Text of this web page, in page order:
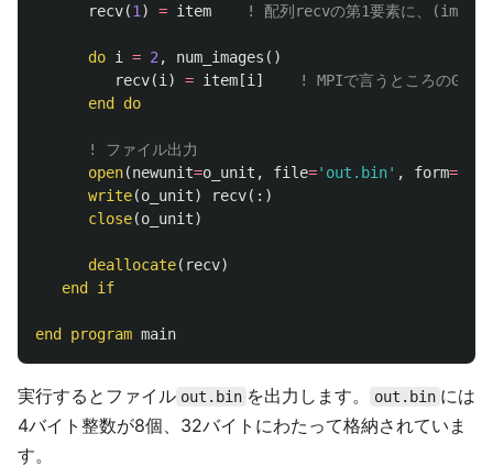
recv(1 ) = item ! 配列recvの第1要素に、
do i = 2 , num_images ()
recv(i ) = item[i ]
! MPIで言うところの
end do
! ファイル出力
open(newunit=o_unit , file='out.bin' , form=
write(o_unit) recv(:)
close(o_unit)
deallocate( recv)
end if
end program main
実行するとファイル out.bin を出力します。 out.bin には
4バイト整数が8個、32バイトにわたって格納されていま
す。